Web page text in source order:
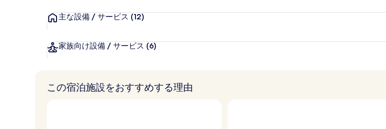
の
ミ
主な設備 / サービス (12)
家族向け設備 / サービス (6)
この宿泊施設をおすすめする理由